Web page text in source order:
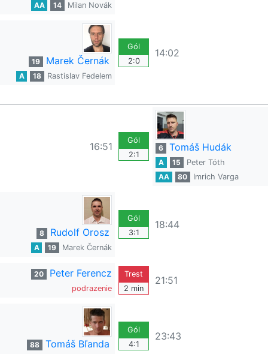
AA
14 Milan Novák
19 Marek Černák
A 18 Rastislav Fedelem
Gól
2:0
14:02
16:51
Gól
2:1
6 Tomáš Hudák
A 15
Peter Tóth
AA
80 Imrich Varga
8 Rudolf Orosz
A 19 Marek Černák
Gól
3:1
18:44
20 Peter Ferencz
podrazenie
Trest
2 min
21:51
88 Tomáš Bľanda
Gól
4:1
23:43